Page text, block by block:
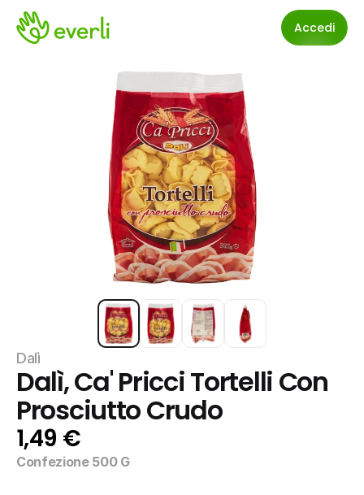
Accedi
Dalì
Dalì, Ca' Pricci Tortelli Con
Prosciutto Crudo
1,49 €
Confezione 500 G